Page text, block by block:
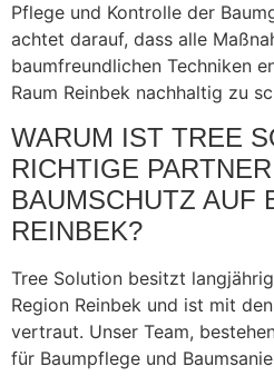
Pflege und Kontrolle der
achtet darauf, dass alle
baumfreundlichen Techniken
Raum Reinbek nachhaltig zu
WARUM IST TREE
RICHTIGE
BAUMSCHUTZ AUF
REINBEK?
Tree Solution besitzt
Region Reinbek und ist mit
vertraut. Unser Team,
für Baumpflege und